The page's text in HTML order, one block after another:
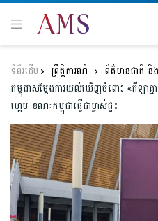
ព្រឹត្តិការណ៍ ព័ត៌មានជាតិ និង
កម្ពុជាសម្ដែងការយល់ឃើញចំពោះ «កីឡាគ្ម
ហ្គេម ខណៈកម្ពុជាធ្វើជាម្ចាស់ផ្ទះ